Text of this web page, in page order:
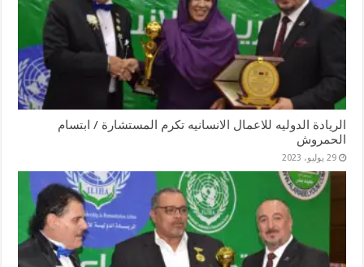
الريادة الدوليه للاعمال الانسانيه تكرم المستشارة / ابتسام
الحمروش
29 يوليو، 2023